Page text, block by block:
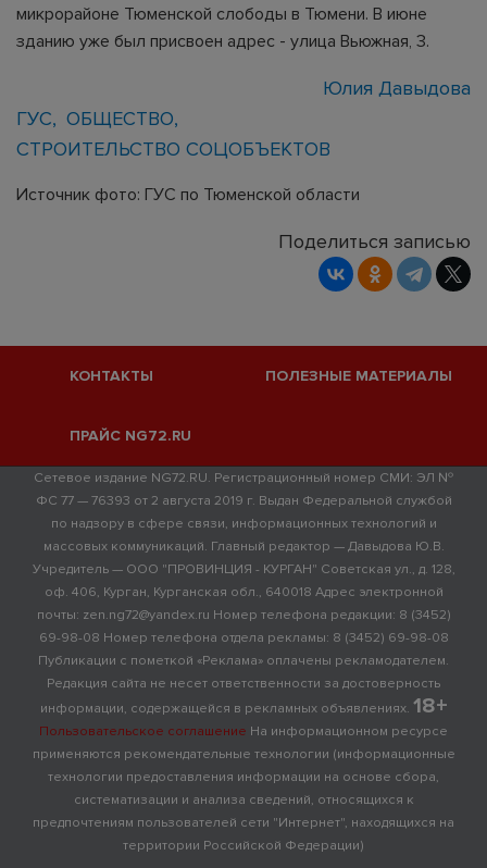
микрорайоне Тюменской слободы в Тюмени. В июне
зданию уже был присвоен адрес - улица Вьюжная, 3.
Юлия Давыдова
ГУС
ОБЩЕСТВО
СТРОИТЕЛЬСТВО СОЦОБЪЕКТОВ
Источник фото: ГУС по Тюменской области
Поделиться записью
КОНТАКТЫ ПОЛЕЗНЫЕ МАТЕРИАЛЫ
ПРАЙС NG72.RU
Сетевое издание NG72.RU. Регистрационный номер СМИ: ЭЛ №
ФС 77 — 76393 от 2 августа 2019 г. Выдан Федеральной службой
по надзору в сфере связи, информационных технологий и
массовых коммуникаций. Главный редактор — Давыдова Ю.В.
Учредитель — ООО "ПРОВИНЦИЯ - КУРГАН" Советская ул., д. 128,
оф. 406, Курган, Курганская обл., 640018 Адрес электронной
почты: zen.ng72@yandex.ru Номер телефона редакции: 8 (3452)
69-98-08 Номер телефона отдела рекламы: 8 (3452) 69-98-08
Публикации с пометкой «Реклама» оплачены рекламодателем.
Редакция сайта не несет ответственности за достоверность
информации, содержащейся в рекламных объявлениях. 18+
Пользовательское соглашение На информационном ресурсе
применяются рекомендательные технологии (информационные
технологии предоставления информации на основе сбора,
систематизации и анализа сведений, относящихся к
предпочтениям пользователей сети "Интернет", находящихся на
территории Российской Федерации)